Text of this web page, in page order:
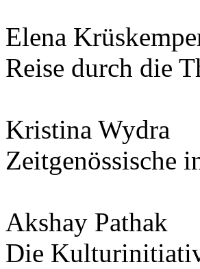
Elena
Reise durch die
Kristina Wydra
Zeitgenössische
Akshay Pathak
Die